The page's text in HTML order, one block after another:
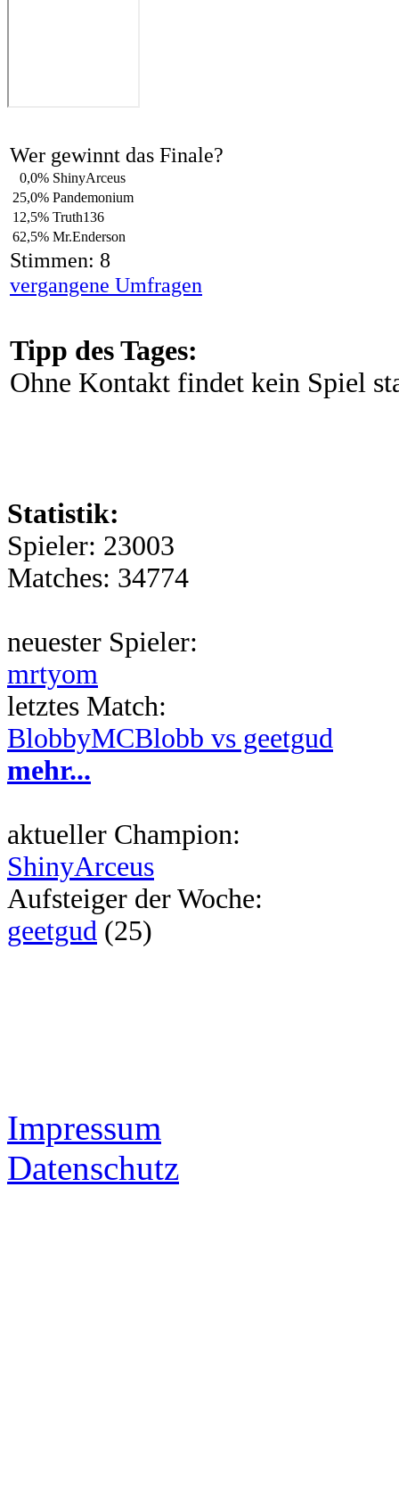
Wer gewinnt das Finale?
0,0% ShinyArceus
25,0% Pandemonium
12,5% Truth136
62,5% Mr.Enderson
Stimmen: 8
vergangene Umfragen
Tipp des Tages:
Ohne Kontakt findet kein Spiel
Statistik:
Spieler: 23003
Matches: 34774
neuester Spieler:
mrtyom
letztes Match:
BlobbyMCBlobb vs geetgud
mehr...
aktueller Champion:
ShinyArceus
Aufsteiger der Woche:
geetgud (25)
Impressum
Datenschutz